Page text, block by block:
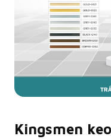
Kingsmen